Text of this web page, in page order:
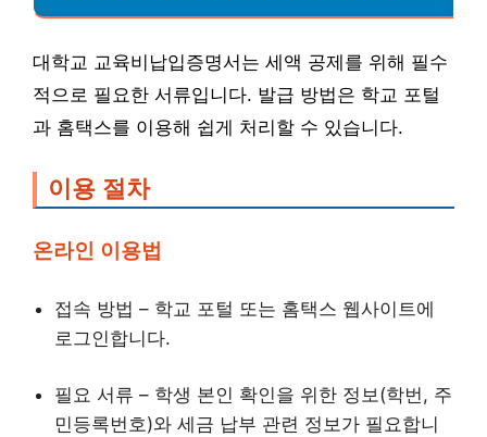
대학교 교육비납입증명서는 세액 공제를 위해 필수
적으로 필요한 서류입니다. 발급 방법은 학교 포털
과 홈택스를 이용해 쉽게 처리할 수 있습니다.
이용 절차
온라인 이용법
접속 방법 – 학교 포털 또는 홈택스 웹사이트에
로그인합니다.
필요 서류 – 학생 본인 확인을 위한 정보(학번, 주
민등록번호)와 세금 납부 관련 정보가 필요합니